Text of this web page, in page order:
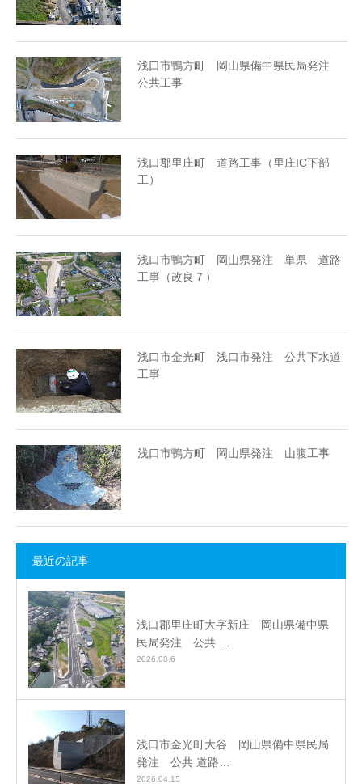
浅口市鴨方町 岡山県備中県民局発注
公共工事
浅口郡里庄町 道路工事（里庄IC下部
工）
浅口市鴨方町 岡山県発注 単県 道路
工事（改良７）
浅口市金光町 浅口市発注 公共下水道
工事
浅口市鴨方町 岡山県発注 山腹工事
最近の記事
浅口郡里庄町大字新庄 岡山県備中県
民局発注 公共 …
2026.08.6
浅口市金光町大谷 岡山県備中県民局
発注 公共 道路…
2026.04.15